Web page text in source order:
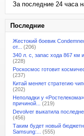
За последние 24 часа
Последние
Жестокий боевик
от...
(206)
340 л. с, запас хода 867 км и
(228)
Роскосмос готовит
(237)
Китай меняет стратегию
(202)
Неполадки у
причиной...
(219)
Devolver выкатила
(456)
Таким будет новый
Samsung:...
(555)